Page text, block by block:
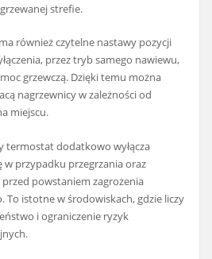
strefie.
również czytelne nastawy pozycji
przez tryb samego nawiewu,
grzewczą. Dzięki temu można
nagrzewnicy w zależności od
miejscu.
termostat dodatkowo wyłącza
w przypadku przegrzania oraz
przed powstaniem zagrożenia
To istotne w środowiskach, gdzie liczy
i ograniczenie ryzyk